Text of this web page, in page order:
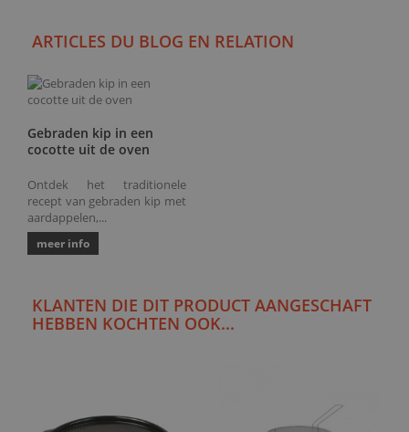
ARTICLES DU BLOG EN RELATION
Gebraden kip in een
cocotte uit de oven
Ontdek het traditionele
recept van gebraden kip met
aardappelen,...
meer info
KLANTEN DIE DIT PRODUCT AANGESCHAFT
HEBBEN KOCHTEN OOK...